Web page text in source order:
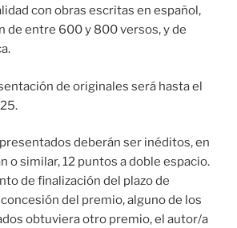
con obras escritas en español,
de entre 600 y 800 versos, y de
de originales será hasta el
deberán ser inéditos, en
o similar, 12 puntos a doble espacio.
de finalización del plazo de
del premio, alguno de los
obtuviera otro premio, el autor/a